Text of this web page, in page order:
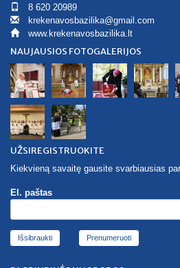
8 620 20989
krekenavosbazilika@gmail.com
www.krekenavosbazilika.lt
NAUJAUSIOS FOTOGALERIJOS
UŽSIREGISTRUOKITE
Kiekvieną savaitę gausite svarbiausias
El. paštas
Išsibraukti